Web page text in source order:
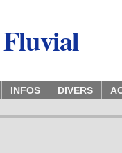
INFOS DIVERS